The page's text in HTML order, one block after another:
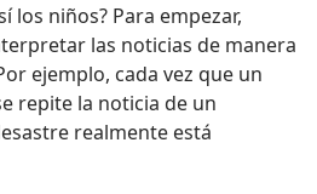
los niños? Para empezar,
las noticias de manera
ejemplo, cada vez que un
repite la noticia de un
realmente está